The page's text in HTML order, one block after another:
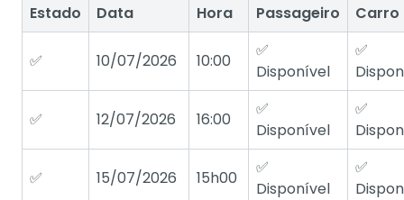
Estado Data Hora Passageiro Carro
✅ 10/07/2026 10:00
✅
Disponível
✅
✅ 12/07/2026 16:00
✅
Disponível
✅
✅ 15/07/2026 15h00
✅
Disponível
✅